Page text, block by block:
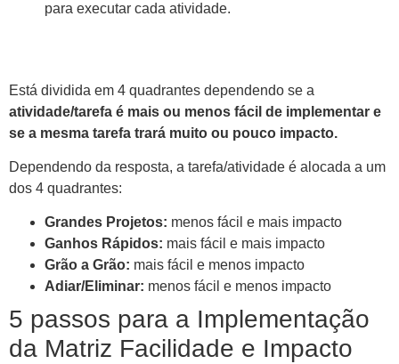
para executar cada atividade.
Está dividida em 4 quadrantes dependendo se a
atividade/tarefa é mais ou menos fácil de implementar e
se a mesma tarefa trará muito ou pouco impacto.
Dependendo da resposta, a tarefa/atividade é alocada a um
dos 4 quadrantes:
Grandes Projetos: menos fácil e mais impacto
Ganhos Rápidos: mais fácil e mais impacto
Grão a Grão: mais fácil e menos impacto
Adiar/Eliminar: menos fácil e menos impacto
5 passos para a Implementação
da Matriz Facilidade e Impacto